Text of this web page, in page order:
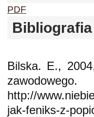
PDF
Bibliografia
Bilska. E.,
http://
jak-feniks-z-